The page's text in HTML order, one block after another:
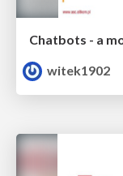
Chatbots - a
witek1902